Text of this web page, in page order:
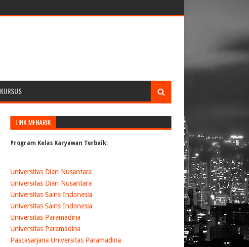
KURSUS
LINK MENARIK
Program Kelas Karyawan Terbaik:
Universitas Dian Nusantara
Universitas Dian Nusantara
Universitas Sains Indonesia
Universitas Sains Indonesia
Universitas Paramadina
Universitas Paramadina
Pascasarjana Universitas Paramadina